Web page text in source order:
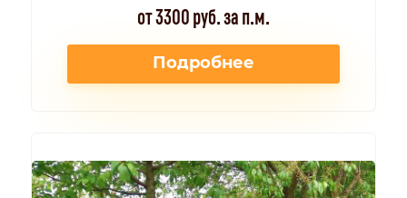
от 3300 руб. за п.м.
Подробнее